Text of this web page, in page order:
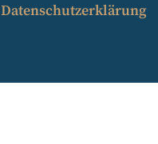
Datenschutzerklärung